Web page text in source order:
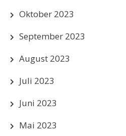
Oktober 2023
September 2023
August 2023
Juli 2023
Juni 2023
Mai 2023